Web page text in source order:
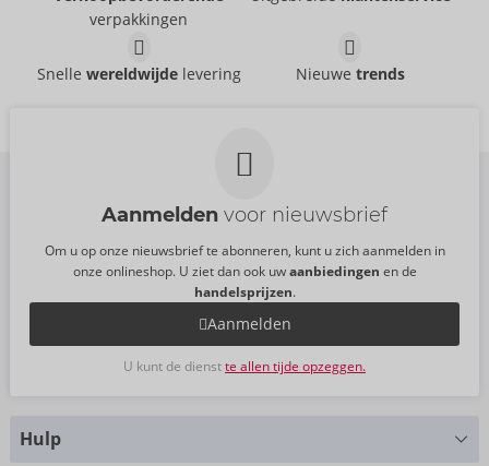
TENGA
3Dx SPIRAL
TENGA
verpakkingen
Snelle wereldwijdelevering Nieuwe trends
Aanmelden voor nieuwsbrief
Om u op onze nieuwsbrief te abonneren, kunt u zich aanmelden in
onze onlineshop. U ziet dan ook uwaanbiedingen en de
handelsprijzen.
Aanmelden
U kunt de dienstte allen tijde opzeggen.
Hulp